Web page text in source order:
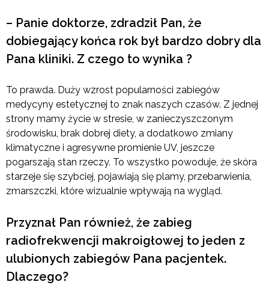
– Panie doktorze, zdradził Pan, że
dobiegający końca rok był bardzo dobry dla
Pana kliniki. Z czego to wynika ?
To prawda. Duży wzrost popularności zabiegów
medycyny estetycznej to znak naszych czasów. Z jednej
strony mamy życie w stresie, w zanieczyszczonym
środowisku, brak dobrej diety, a dodatkowo zmiany
klimatyczne i agresywne promienie UV, jeszcze
pogarszają stan rzeczy. To wszystko powoduje, że skóra
starzeje się szybciej, pojawiają się plamy, przebarwienia,
zmarszczki, które wizualnie wpływają na wygląd.
Przyznał Pan również, że zabieg
radiofrekwencji makroigłowej to jeden z
ulubionych zabiegów Pana pacjentek.
Dlaczego?